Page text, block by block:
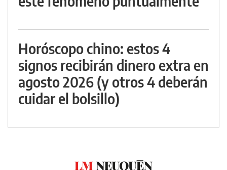
Horóscopo chino: estos 4
signos recibirán dinero extra en
agosto 2026 (y otros 4 deberán
cuidar el bolsillo)